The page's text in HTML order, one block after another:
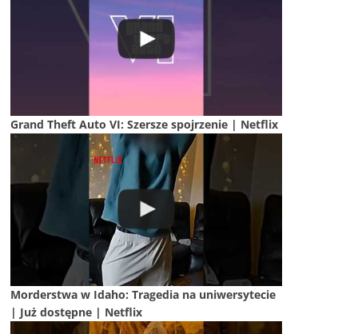
Grand Theft Auto VI: Szersze spojrzenie | Netflix
Morderstwa w Idaho: Tragedia na uniwersytecie
| Już dostępne | Netflix